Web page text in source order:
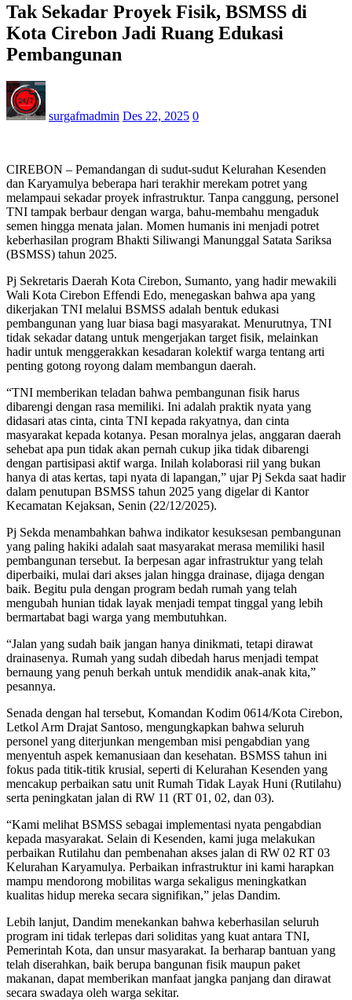
Tak Sekadar Proyek Fisik, BSMSS di
Kota Cirebon Jadi Ruang Edukasi
Pembangunan
surgafmadmin Des 22, 2025 0
CIREBON – Pemandangan di sudut-sudut Kelurahan Kesenden
dan Karyamulya beberapa hari terakhir merekam potret yang
melampaui sekadar proyek infrastruktur. Tanpa canggung, personel
TNI tampak berbaur dengan warga, bahu-membahu mengaduk
semen hingga menata jalan. Momen humanis ini menjadi potret
keberhasilan program Bhakti Siliwangi Manunggal Satata Sariksa
(BSMSS) tahun 2025.
Pj Sekretaris Daerah Kota Cirebon, Sumanto, yang hadir mewakili
Wali Kota Cirebon Effendi Edo, menegaskan bahwa apa yang
dikerjakan TNI melalui BSMSS adalah bentuk edukasi
pembangunan yang luar biasa bagi masyarakat. Menurutnya, TNI
tidak sekadar datang untuk mengerjakan target fisik, melainkan
hadir untuk menggerakkan kesadaran kolektif warga tentang arti
penting gotong royong dalam membangun daerah.
“TNI memberikan teladan bahwa pembangunan fisik harus
dibarengi dengan rasa memiliki. Ini adalah praktik nyata yang
didasari atas cinta, cinta TNI kepada rakyatnya, dan cinta
masyarakat kepada kotanya. Pesan moralnya jelas, anggaran daerah
sehebat apa pun tidak akan pernah cukup jika tidak dibarengi
dengan partisipasi aktif warga. Inilah kolaborasi riil yang bukan
hanya di atas kertas, tapi nyata di lapangan,” ujar Pj Sekda saat hadir
dalam penutupan BSMSS tahun 2025 yang digelar di Kantor
Kecamatan Kejaksan, Senin (22/12/2025).
Pj Sekda menambahkan bahwa indikator kesuksesan pembangunan
yang paling hakiki adalah saat masyarakat merasa memiliki hasil
pembangunan tersebut. Ia berpesan agar infrastruktur yang telah
diperbaiki, mulai dari akses jalan hingga drainase, dijaga dengan
baik. Begitu pula dengan program bedah rumah yang telah
mengubah hunian tidak layak menjadi tempat tinggal yang lebih
bermartabat bagi warga yang membutuhkan.
“Jalan yang sudah baik jangan hanya dinikmati, tetapi dirawat
drainasenya. Rumah yang sudah dibedah harus menjadi tempat
bernaung yang penuh berkah untuk mendidik anak-anak kita,”
pesannya.
Senada dengan hal tersebut, Komandan Kodim 0614/Kota Cirebon,
Letkol Arm Drajat Santoso, mengungkapkan bahwa seluruh
personel yang diterjunkan mengemban misi pengabdian yang
menyentuh aspek kemanusiaan dan kesehatan. BSMSS tahun ini
fokus pada titik-titik krusial, seperti di Kelurahan Kesenden yang
mencakup perbaikan satu unit Rumah Tidak Layak Huni (Rutilahu)
serta peningkatan jalan di RW 11 (RT 01, 02, dan 03).
“Kami melihat BSMSS sebagai implementasi nyata pengabdian
kepada masyarakat. Selain di Kesenden, kami juga melakukan
perbaikan Rutilahu dan pembenahan akses jalan di RW 02 RT 03
Kelurahan Karyamulya. Perbaikan infrastruktur ini kami harapkan
mampu mendorong mobilitas warga sekaligus meningkatkan
kualitas hidup mereka secara signifikan,” jelas Dandim.
Lebih lanjut, Dandim menekankan bahwa keberhasilan seluruh
program ini tidak terlepas dari soliditas yang kuat antara TNI,
Pemerintah Kota, dan unsur masyarakat. Ia berharap bantuan yang
telah diserahkan, baik berupa bangunan fisik maupun paket
makanan, dapat memberikan manfaat jangka panjang dan dirawat
secara swadaya oleh warga sekitar.